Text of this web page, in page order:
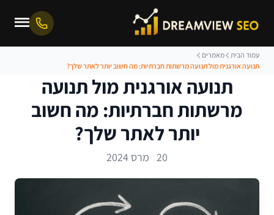
עמוד הבית
מאמרים
תנועה אורגנית מול תנועה מרשתות חברתיות: מה חשוב יותר לאתר שלך?
תנועה אורגנית מול תנועה
מרשתות חברתיות: מה חשוב
יותר לאתר שלך?
20 מרס 2024